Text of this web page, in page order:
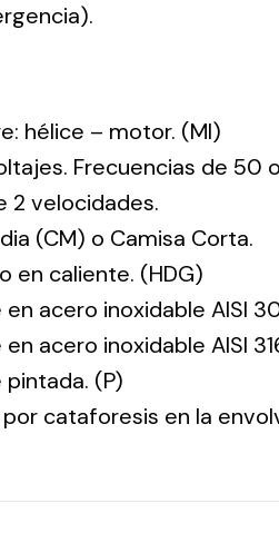
hélice – motor. (MI)
Frecuencias de 50
2 velocidades.
(CM) o Camisa Corta.
en caliente. (HDG)
en acero inoxidable AISI
acero inoxidable AISI
pintada. (P)
cataforesis en la